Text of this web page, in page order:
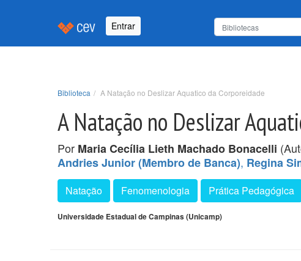
Entrar
Biblioteca A Natação no Deslizar Aquatico da Corporeidade
A Natação no Deslizar
Por Maria Cecília Lieth Machado Bonacelli
Andries Junior (Membro de Banca), Regina
Natação Fenomenologia Prática Pedagógica
Universidade Estadual de Campinas (Unicamp)